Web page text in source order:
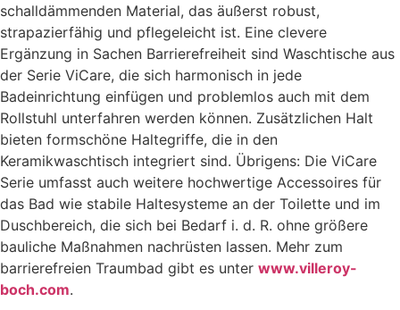
schalldämmenden Material, das äußerst robust,
strapazierfähig und pflegeleicht ist. Eine clevere
Ergänzung in Sachen Barrierefreiheit sind Waschtische aus
der Serie ViCare, die sich harmonisch in jede
Badeinrichtung einfügen und problemlos auch mit dem
Rollstuhl unterfahren werden können. Zusätzlichen Halt
bieten formschöne Haltegriffe, die in den
Keramikwaschtisch integriert sind. Übrigens: Die ViCare
Serie umfasst auch weitere hochwertige Accessoires für
das Bad wie stabile Haltesysteme an der Toilette und im
Duschbereich, die sich bei Bedarf i. d. R. ohne größere
bauliche Maßnahmen nachrüsten lassen. Mehr zum
barrierefreien Traumbad gibt es unter www.villeroy-
boch.com.